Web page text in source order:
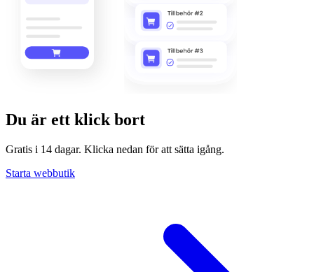
Du är ett klick bort
Gratis i 14 dagar. Klicka nedan för att sätta igång.
Starta webbutik